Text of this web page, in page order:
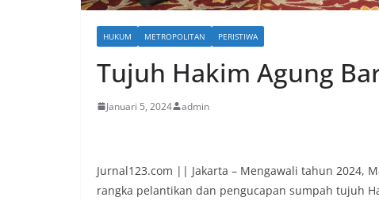
HUKUM METROPOLITAN PERISTIWA
Tujuh Hakim Agung
Januari 5, 2024 admin
Jurnal123.com || Jakarta – Mengawali tahun 2024,
rangka pelantikan dan pengucapan sumpah tujuh